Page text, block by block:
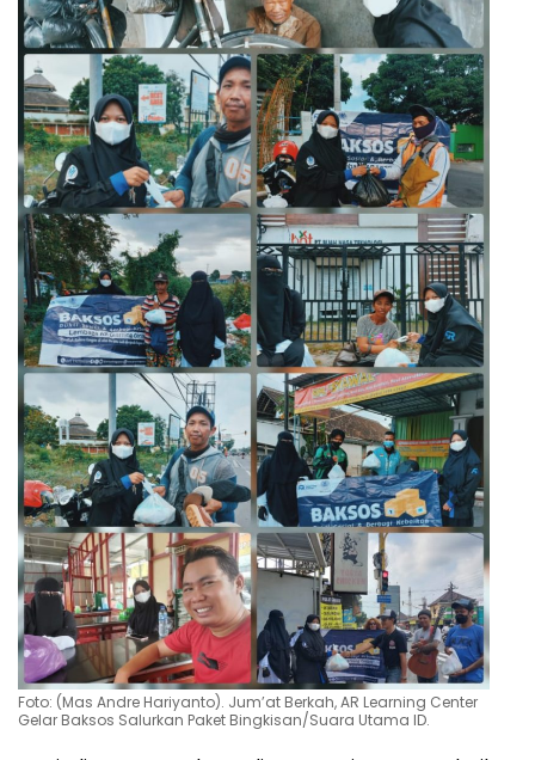
Foto: (Mas Andre Hariyanto). Jum’at Berkah, AR Learning Center
Gelar Baksos Salurkan Paket Bingkisan/Suara Utama ID.